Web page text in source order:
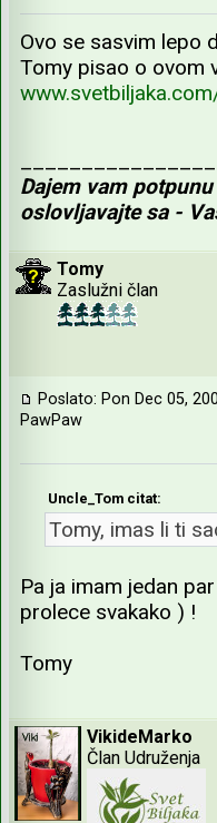
Ovo se sasvim lepo
Tomy pisao o ovom
Dajem vam
oslovljavajte sa -
Tomy
Zaslužni član
Poslato: Pon Dec 05,
PawPaw
Uncle_Tom citat:
Tomy, imas li ti
Pa ja imam jedan
prolece svakako ) !
Tomy
VikideMarko
Član Udruženja